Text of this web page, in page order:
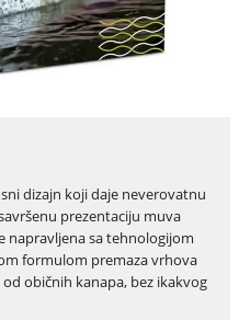
dizajn koji daje neverovatnu
prezentaciju muva
napravljena sa tehnologijom
formulom premaza vrhova
običnih kanapa, bez ikakvog